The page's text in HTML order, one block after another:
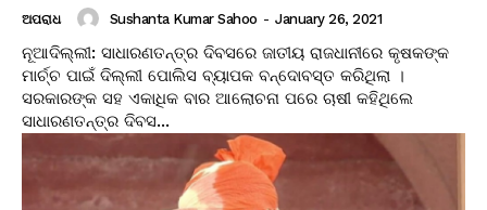
ଅପରାଧ Sushanta Kumar Sahoo - January 26, 2021
ନୂଆଦିଲ୍ଲୀ: ସାଧାରଣତନ୍ତ୍ର ଦିବସରେ ଜାତୀୟ ରାଜଧାନୀରେ କୃଷକଙ୍କ
ମାର୍ଚ୍ଚ ପାଇଁ ଦିଲ୍ଲୀ ପୋଲିସ ବ୍ୟାପକ ବନ୍ଦୋବସ୍ତ କରିଥିଲା ।
ସରକାରଙ୍କ ସହ ଏକାଧିକ ବାର ଆଲୋଚନା ପରେ ଚାଷୀ କହିଥିଲେ
ସାଧାରଣତନ୍ତ୍ର ଦିବସ...